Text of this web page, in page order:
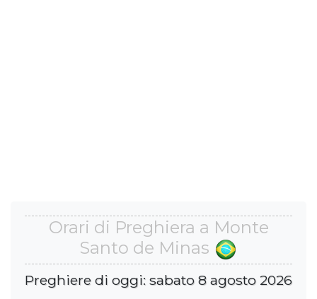
Orari di Preghiera a Monte
Santo de Minas
Preghiere di oggi: sabato 8 agosto 2026